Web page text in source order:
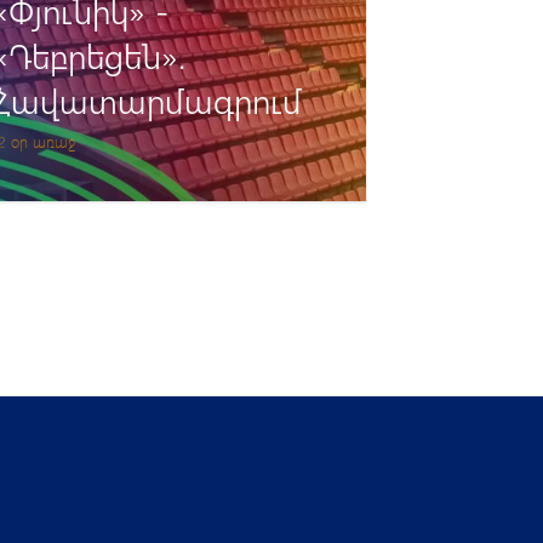
օր առաջ
-